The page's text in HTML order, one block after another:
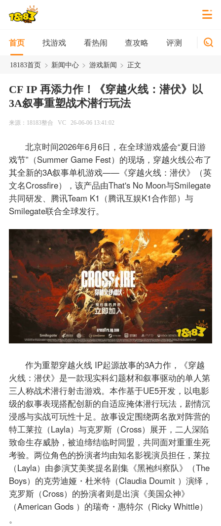
首页 找游戏 看热闹 查攻略 评测 新游
18183首页 > 新闻中心 > 游戏新闻 > 正文
CF IP 再添力作！《穿越火线：潜伏》以
3A叙事重塑战术潜行玩法
来源：18183整合 VC 26-06-06 13:41:02
北京时间2026年6月6日，在全球游戏盛会“夏日游
戏节”（Summer Game Fest）的现场，穿越火线公布了
其全新的3A叙事单机游戏——《穿越火线：潜伏》（英
文名Crossfire），该产品由That's No Moon与Smilegate
共同研发、腾讯Team K1（腾讯互娱K1合作部）与
Smilegate联合全球发行。
作为重塑穿越火线 IP起源故事的3A力作，《穿越
火线：潜伏》是一款现实科幻题材和叙事驱动的单人第
三人称战术潜行射击游戏。本作基于UE5开发，以电影
级的叙事表现搭配创新的自适应掩体潜行玩法，剧情沉
浸感与实战可玩性十足。故事设定围绕两名敌对阵营的
特工莱拉（Layla）与克罗斯（Cross）展开，二人深陷
致命生存威胁，被迫缔结临时同盟，共同面对重重生死
考验。两位角色的扮演者均由知名影视演员担任，莱拉
（Layla）由参演艾美奖提名剧集《黑袍纠察队》（The
Boys）的克劳迪娅・杜米特（Claudia Doumit ）演绎，
克罗斯（Cross）的扮演者则是出演《美国众神》
（American Gods ）的瑞奇・惠特尔（Ricky Whittle）
。